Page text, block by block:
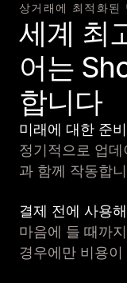
상거래에 최적화된
세계 최
어는
합니다
미래에 대한 준비
정기적으로 업
과 함께 작동합
결제 전에 사용
마음에 들 때까
경우에만 비용이